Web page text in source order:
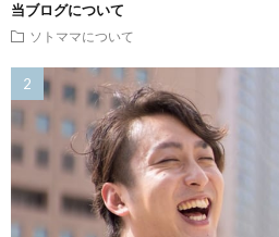
当ブログについて
ソトママについて